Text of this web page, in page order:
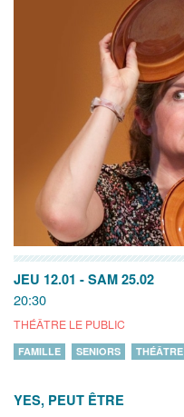
JEU 12.01 - SAM 25.02
20:30
THÉÂTRE LE PUBLIC
FAMILLE SENIORS THÉÂTRE
YES, PEUT ÊTRE